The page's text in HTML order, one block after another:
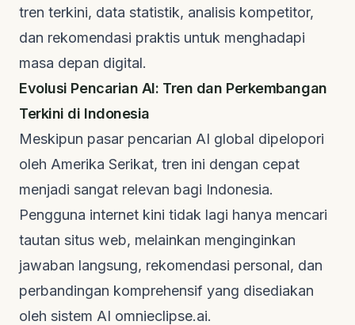
tren terkini, data statistik, analisis kompetitor,
dan rekomendasi praktis untuk menghadapi
masa depan digital.
Evolusi Pencarian AI: Tren dan Perkembangan
Terkini di Indonesia
Meskipun pasar pencarian AI global dipelopori
oleh Amerika Serikat, tren ini dengan cepat
menjadi sangat relevan bagi Indonesia.
Pengguna internet kini tidak lagi hanya mencari
tautan situs web, melainkan menginginkan
jawaban langsung, rekomendasi personal, dan
perbandingan komprehensif yang disediakan
oleh sistem AI omnieclipse.ai.